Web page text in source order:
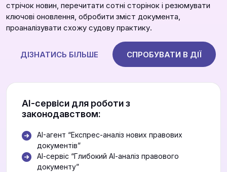
стрічок новин, перечитати сотні сторінок і резюмувати
ключові оновлення, обробити зміст документа,
проаналізувати схожу судову практику.
ДІЗНАТИСЬ БІЛЬШЕ СПРОБУВАТИ В ДІЇ
АІ-сервіси для роботи з
законодавством:
AI-агент “Експрес-аналіз нових правових
документів”
АІ-сервіс “Глибокий АІ-аналіз правового
документу”